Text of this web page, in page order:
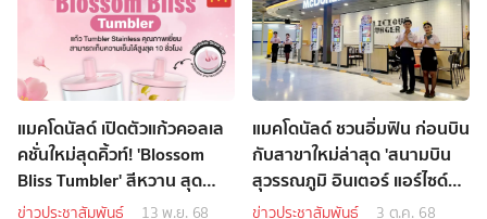
แมคโดนัลด์ เปิดตัวแก้วคอลเล
คชั่นใหม่สุดคิ้วท์! 'Blossom
Bliss Tumbler' สีหวาน สุด
ละมุน
ข่าวประชาสัมพันธ์ 13 พ.ย. 68
แมคโดนัลด์ ชวนอิ่มฟิน ก่อนบิน
กับสาขาใหม่ล่าสุด 'สนามบิน
สุวรรณภูมิ อินเตอร์ แอร์ไซด์
คอนคอร์ด บี'
ข่าวประชาสัมพันธ์ 3 ต.ค. 68